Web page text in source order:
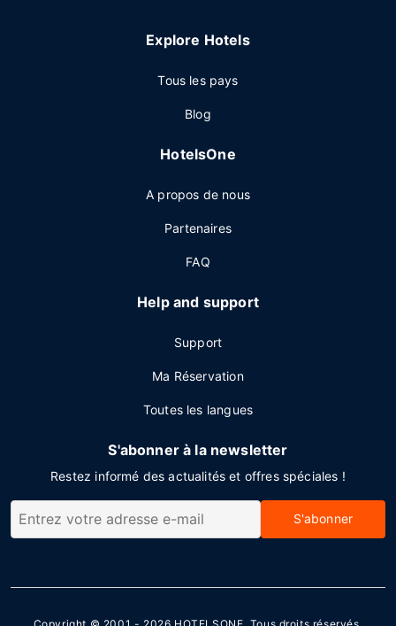
Explore Hotels
Tous les pays
Blog
HotelsOne
A propos de nous
Partenaires
FAQ
Help and support
Support
Ma Réservation
Toutes les langues
S'abonner à la newsletter
Restez informé des actualités et offres spéciales !
S'abonner